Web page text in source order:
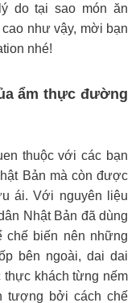
do tại sao món ăn
như vậy, mời bạn
nhé!
ẩm thực đường
thuộc với các bạn
Bản mà còn được
ái. Với nguyên liệu
Nhật Bản đã dùng
chế biến nên những
bên ngoài, dai dai
thực khách từng nếm
tượng bởi cách chế